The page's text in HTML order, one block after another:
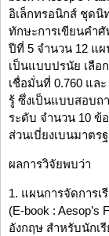
อิเล็กทรอนิกส์ ชุดนิ
ทักษะการเขียนคำ
ปีที่ 5 จำนวน 12 แ
เป็นแบบปรนัย เลือ
เชื่อมั่นที่ 0.760 แล
รู้ ซึ่งเป็นแบบสอบถ
ระดับ จำนวน 10 ข้
ส่วนเบี่ยงเบนมาตร
ผลการวิจัยพบว่า
1. แผนการจัดการ
(E-book :
อังกฤษ สำหรับนักเ